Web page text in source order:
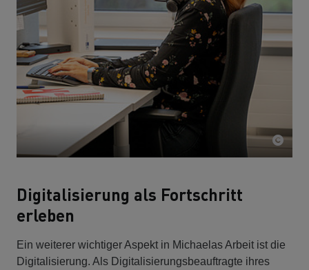
Digitalisierung als Fortschritt
erleben
Ein weiterer wichtiger Aspekt in Michaelas Arbeit ist die
Digitalisierung. Als Digitalisierungsbeauftragte ihres